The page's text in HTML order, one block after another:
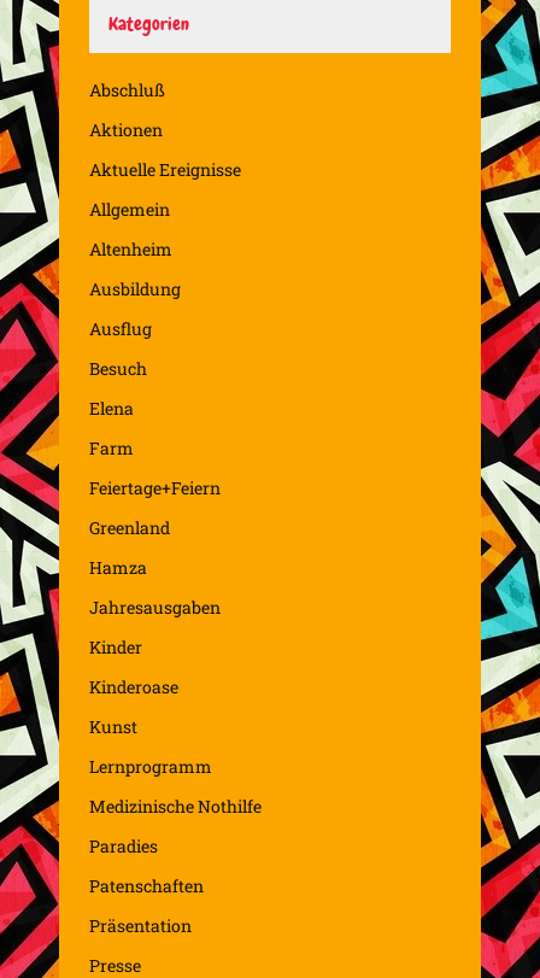
Kategorien
Abschluß
Aktionen
Aktuelle Ereignisse
Allgemein
Altenheim
Ausbildung
Ausflug
Besuch
Elena
Farm
Feiertage+Feiern
Greenland
Hamza
Jahresausgaben
Kinder
Kinderoase
Kunst
Lernprogramm
Medizinische Nothilfe
Paradies
Patenschaften
Präsentation
Presse